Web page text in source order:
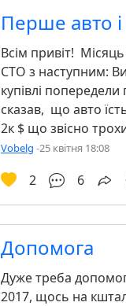
Перше авто
Всім привіт!
СТО з наступним:
купівлі
сказав, що авто
2к $ що звісно
Vobelg -25 квітня 18:08
2 6
Допомога
Дуже треба
2017, щось на